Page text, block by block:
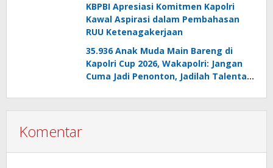
KBPBI Apresiasi Komitmen Kapolri
Kawal Aspirasi dalam Pembahasan
RUU Ketenagakerjaan
35.936 Anak Muda Main Bareng di
Kapolri Cup 2026, Wakapolri: Jangan
Cuma Jadi Penonton, Jadilah Talenta
Komentar